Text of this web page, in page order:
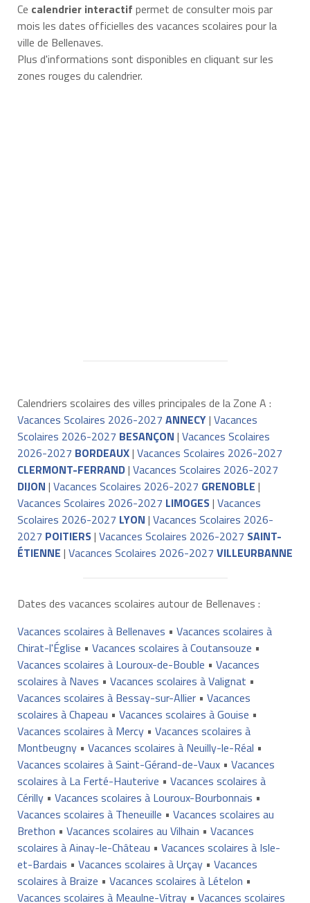
Ce calendrier interactif permet de consulter mois par
mois les dates officielles des vacances scolaires pour la
ville de Bellenaves.
Plus d'informations sont disponibles en cliquant sur les
zones rouges du calendrier.
Calendriers scolaires des villes principales de la Zone A :
Vacances Scolaires 2026-2027 ANNECY| Vacances
Scolaires 2026-2027 BESANÇON | Vacances Scolaires
2026-2027 BORDEAUX| Vacances Scolaires 2026-2027
CLERMONT-FERRAND| Vacances Scolaires 2026-2027
DIJON | Vacances Scolaires 2026-2027 GRENOBLE |
Vacances Scolaires 2026-2027 LIMOGES| Vacances
Scolaires 2026-2027 LYON | Vacances Scolaires 2026-
2027 POITIERS| Vacances Scolaires 2026-2027 SAINT-
ÉTIENNE | Vacances Scolaires 2026-2027 VILLEURBANNE
Dates des vacances scolaires autour de Bellenaves :
Vacances scolaires à Bellenaves • Vacances scolaires à
Chirat-l'Église • Vacances scolaires à Coutansouze •
Vacances scolaires à Louroux-de-Bouble • Vacances
scolaires à Naves • Vacances scolaires à Valignat •
Vacances scolaires à Bessay-sur-Allier• Vacances
scolaires à Chapeau • Vacances scolaires à Gouise •
Vacances scolaires à Mercy• Vacances scolaires à
Montbeugny• Vacances scolaires à Neuilly-le-Réal •
Vacances scolaires à Saint-Gérand-de-Vaux• Vacances
scolaires à La Ferté-Hauterive • Vacances scolaires à
Cérilly• Vacances scolaires à Louroux-Bourbonnais •
Vacances scolaires à Theneuille • Vacances scolaires au
Brethon • Vacances scolaires au Vilhain • Vacances
scolaires à Ainay-le-Château • Vacances scolaires à Isle-
et-Bardais • Vacances scolaires à Urçay• Vacances
scolaires à Braize • Vacances scolaires à Lételon •
Vacances scolaires à Meaulne-Vitray• Vacances scolaires